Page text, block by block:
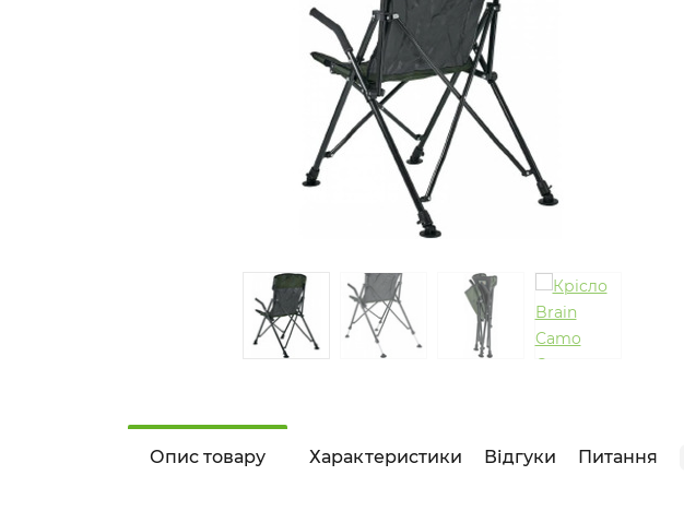
Опис товару Характеристики Відгуки Питання